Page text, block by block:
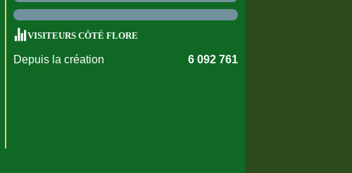
VISITEURS CÔTÉ FLORE
Depuis la création 6 092 761